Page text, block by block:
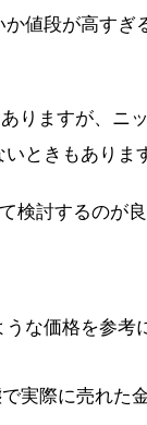
値段が高すぎ
りますが、ニ
ときもありま
検討するのが良
な価格を参考
実際に売れた